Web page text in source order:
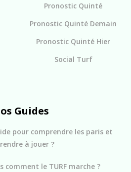
Pronostic Quinté
Pronostic Quinté Demain
Pronostic Quinté Hier
Social Turf
Guides
pour comprendre les paris et
à jouer ?
comment le TURF marche ?